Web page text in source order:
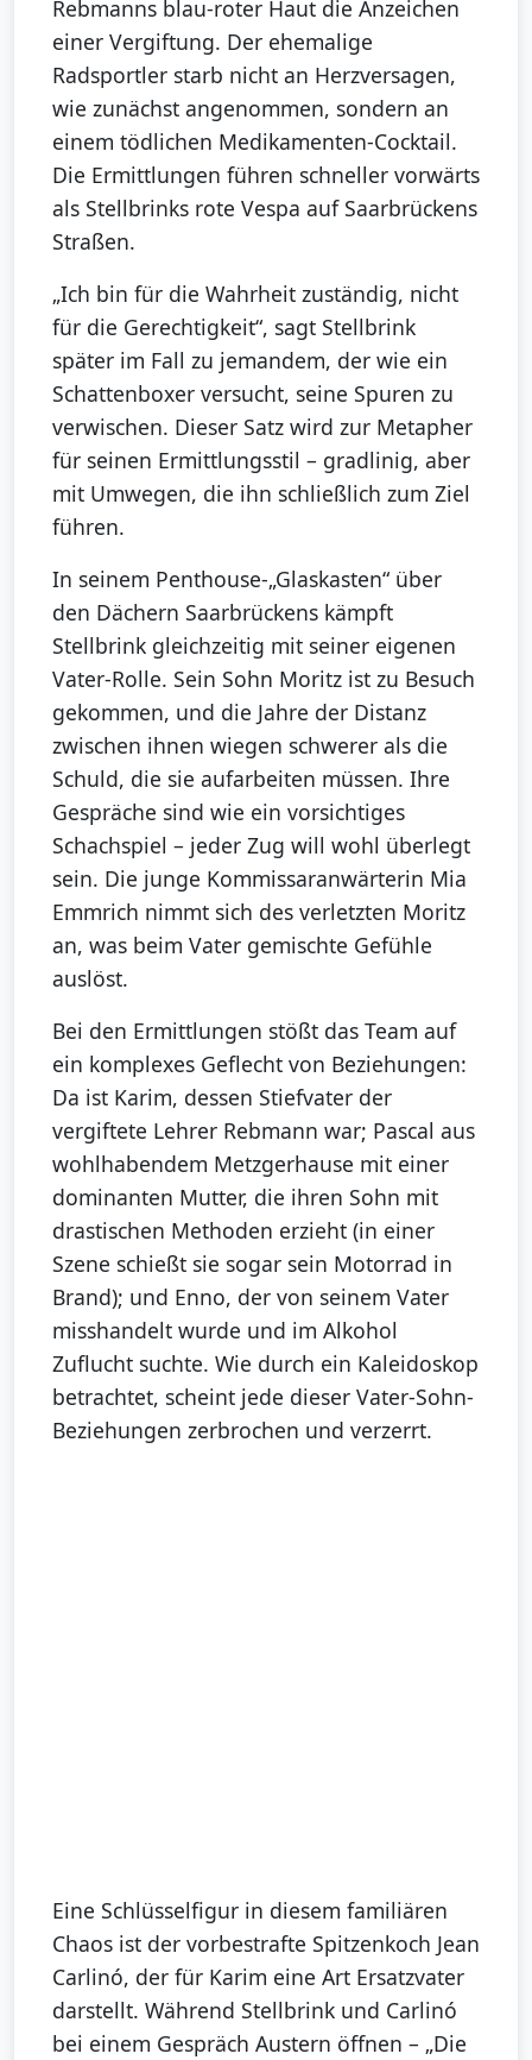
Rebmanns blau-roter Haut die Anzeichen
einer Vergiftung. Der ehemalige
Radsportler starb nicht an Herzversagen,
wie zunächst angenommen, sondern an
einem tödlichen Medikamenten-Cocktail.
Die Ermittlungen führen schneller vorwärts
als Stellbrinks rote Vespa auf Saarbrückens
Straßen.
„Ich bin für die Wahrheit zuständig, nicht
für die Gerechtigkeit“, sagt Stellbrink
später im Fall zu jemandem, der wie ein
Schattenboxer versucht, seine Spuren zu
verwischen. Dieser Satz wird zur Metapher
für seinen Ermittlungsstil – gradlinig, aber
mit Umwegen, die ihn schließlich zum Ziel
führen.
In seinem Penthouse-„Glaskasten“ über
den Dächern Saarbrückens kämpft
Stellbrink gleichzeitig mit seiner eigenen
Vater-Rolle. Sein Sohn Moritz ist zu Besuch
gekommen, und die Jahre der Distanz
zwischen ihnen wiegen schwerer als die
Schuld, die sie aufarbeiten müssen. Ihre
Gespräche sind wie ein vorsichtiges
Schachspiel – jeder Zug will wohl überlegt
sein. Die junge Kommissaranwärterin Mia
Emmrich nimmt sich des verletzten Moritz
an, was beim Vater gemischte Gefühle
auslöst.
Bei den Ermittlungen stößt das Team auf
ein komplexes Geflecht von Beziehungen:
Da ist Karim, dessen Stiefvater der
vergiftete Lehrer Rebmann war; Pascal aus
wohlhabendem Metzgerhause mit einer
dominanten Mutter, die ihren Sohn mit
drastischen Methoden erzieht (in einer
Szene schießt sie sogar sein Motorrad in
Brand); und Enno, der von seinem Vater
misshandelt wurde und im Alkohol
Zuflucht suchte. Wie durch ein Kaleidoskop
betrachtet, scheint jede dieser Vater-Sohn-
Beziehungen zerbrochen und verzerrt.
Eine Schlüsselfigur in diesem familiären
Chaos ist der vorbestrafte Spitzenkoch Jean
Carlinó, der für Karim eine Art Ersatzvater
darstellt. Während Stellbrink und Carlinó
bei einem Gespräch Austern öffnen – „Die